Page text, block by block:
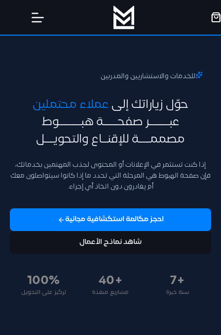
للخدمات والاستشاريين والمدربين
حوّل زياراتك إلى عملاء محتملين
عبـــــــر صفحـــــة هبــــــــوط
مصممــــة للإقنــاع والتحويـــل
إذا كنت تستثمر في الإعلانات أو المحتوى لجذب المهتمين بخدماتك،
فإن صفحة الهبوط هي المرحلة التي تحدد ما إذا كانوا سيتواصلون معك
أم يغادرون دون اتخاذ أي إجراء.
احجز مكالمة استكشافية مجانية
شاهد نماذج الأعمال
+7
سنة خبرة
+40
مشاريع منفذة
100%
تركيز على التحويل